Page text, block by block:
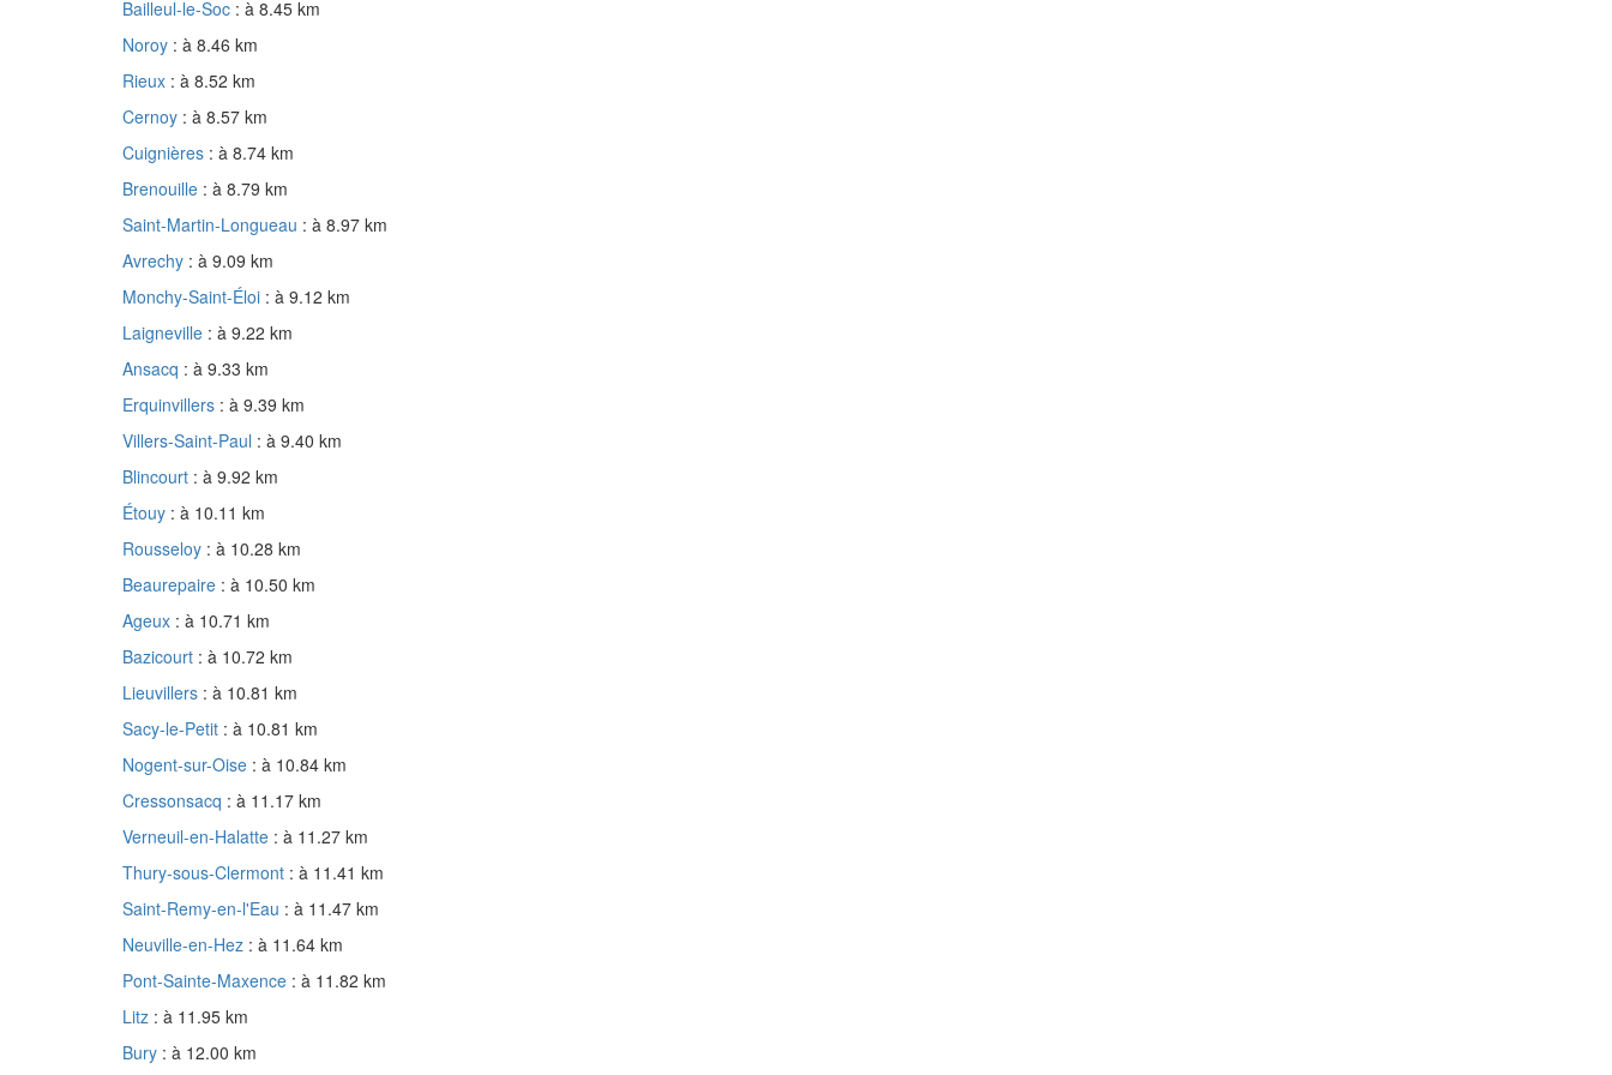
Bailleul-le-Soc : à 8.45 km
Noroy : à 8.46 km
Rieux : à 8.52 km
Cernoy : à 8.57 km
Cuignières : à 8.74 km
Brenouille : à 8.79 km
Saint-Martin-Longueau : à 8.97 km
Avrechy : à 9.09 km
Monchy-Saint-Éloi : à 9.12 km
Laigneville : à 9.22 km
Ansacq : à 9.33 km
Erquinvillers : à 9.39 km
Villers-Saint-Paul : à 9.40 km
Blincourt : à 9.92 km
Étouy : à 10.11 km
Rousseloy : à 10.28 km
Beaurepaire : à 10.50 km
Ageux : à 10.71 km
Bazicourt : à 10.72 km
Lieuvillers : à 10.81 km
Sacy-le-Petit : à 10.81 km
Nogent-sur-Oise : à 10.84 km
Cressonsacq : à 11.17 km
Verneuil-en-Halatte : à 11.27 km
Thury-sous-Clermont : à 11.41 km
Saint-Remy-en-l'Eau : à 11.47 km
Neuville-en-Hez : à 11.64 km
Pont-Sainte-Maxence : à 11.82 km
Litz : à 11.95 km
Bury : à 12.00 km